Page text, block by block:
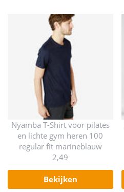
Nyamba T-Shirt voor pilates
en lichte gym heren 100
regular fit marineblauw
2,49
bekijken